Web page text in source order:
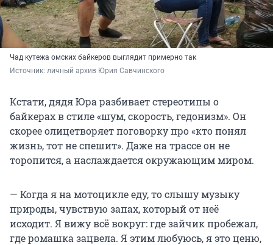
Чад кутежа омских байкеров выглядит примерно так
Источник: личный архив Юрия Савчинского
Кстати, дядя Юра разбивает стереотипы о
байкерах в стиле «шум, скорость, гедонизм». Он
скорее олицетворяет поговорку про «кто понял
жизнь, тот не спешит». Даже на трассе он не
торопится, а наслаждается окружающим миром.
— Когда я на мотоцикле еду, то слышу музыку
природы, чувствую запах, который от неё
исходит. Я вижу всё вокруг: где зайчик пробежал,
где ромашка зацвела. Я этим любуюсь, я это ценю,